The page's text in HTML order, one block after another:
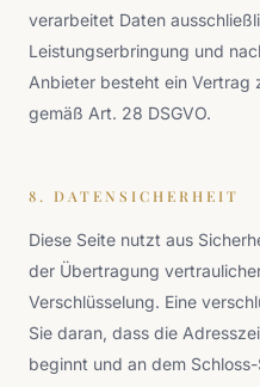
verarbeitet Daten
Leistungserbringung und
Anbieter besteht ein Vertrag
gemäß Art. 28 DSGVO.
8. DATENSICHERHEIT
Diese Seite nutzt aus
der Übertragung
Verschlüsselung. Eine
Sie daran, dass die
beginnt und an dem